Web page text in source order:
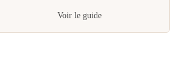
Voir le guide